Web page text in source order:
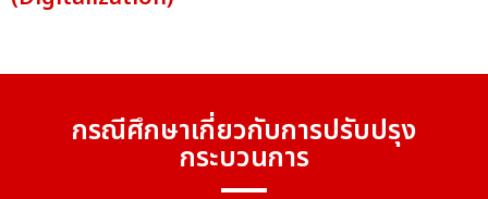
กรณีศึกษาเกี่ยวกับการปรับปรุง
กระบวนการ